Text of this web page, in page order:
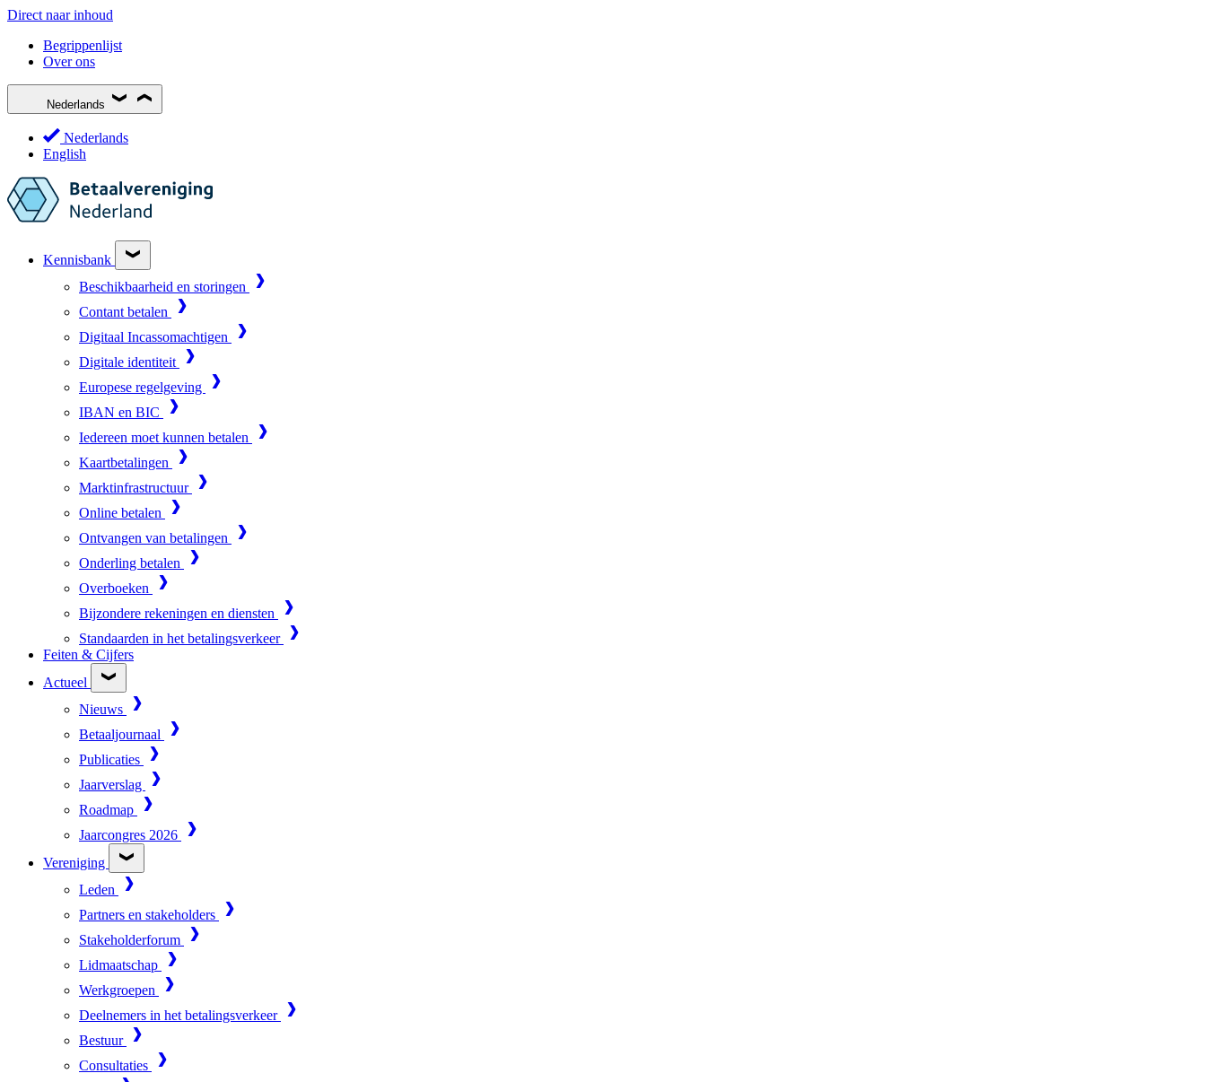
Direct naar inhoud
Begrippenlijst
Over ons
Nederlands
Nederlands
English
Kennisbank
Beschikbaarheid en storingen
Contant betalen
Digitaal Incassomachtigen
Digitale identiteit
Europese regelgeving
IBAN en BIC
Iedereen moet kunnen betalen
Kaartbetalingen
Marktinfrastructuur
Online betalen
Ontvangen van betalingen
Onderling betalen
Overboeken
Bijzondere rekeningen en diensten
Standaarden in het betalingsverkeer
Feiten & Cijfers
Actueel
Nieuws
Betaaljournaal
Publicaties
Jaarverslag
Roadmap
Jaarcongres 2026
Vereniging
Leden
Partners en stakeholders
Stakeholderforum
Lidmaatschap
Werkgroepen
Deelnemers in het betalingsverkeer
Bestuur
Consultaties